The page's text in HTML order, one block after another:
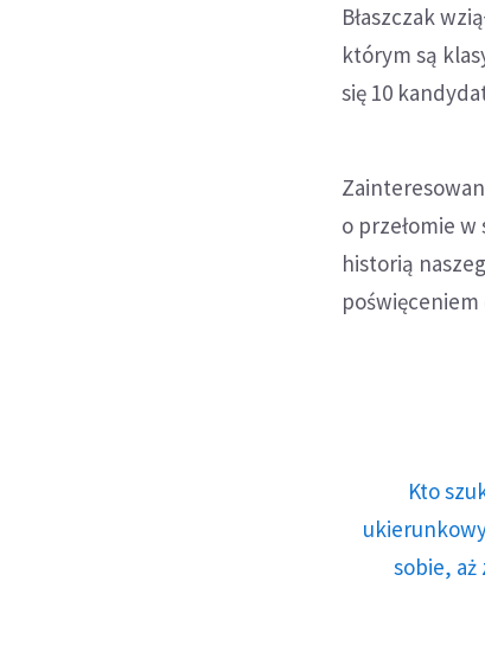
Błaszczak
którym są
się 10
o przełomie
historią
Kto
sobie, aż